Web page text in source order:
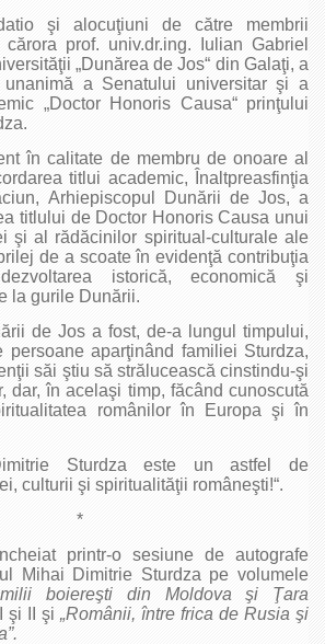
şi alocuţiuni de către membrii
prof. univ.dr.ing. Iulian Gabriel
„Dunărea de Jos“ din Galaţi, a
unanimă a Senatului universitar şi a
„Doctor Honoris Causa“ prinţului
în calitate de membru de onoare al
titlui academic, Înaltpreasfinţia
Arhiepiscopul Dunării de Jos, a
titlului de Doctor Honoris Causa unui
şi al rădăcinilor spiritual-culturale ale
de a scoate în evidenţă contribuţia
istorică, economică şi
la gurile Dunării.
de Jos a fost, de-a lungul timpului,
persoane aparţinând familiei Sturdza,
săi ştiu să strălucească cinstindu-şi
dar, în acelaşi timp, făcând cunoscută
românilor în Europa şi în
Sturdza este un astfel de
culturii şi spiritualităţii româneşti!“.
*
printr-o sesiune de autografe
Mihai Dimitrie Sturdza pe volumele
boiereşti din Moldova şi Ţara
şi II şi „Românii, între frica de Rusia şi